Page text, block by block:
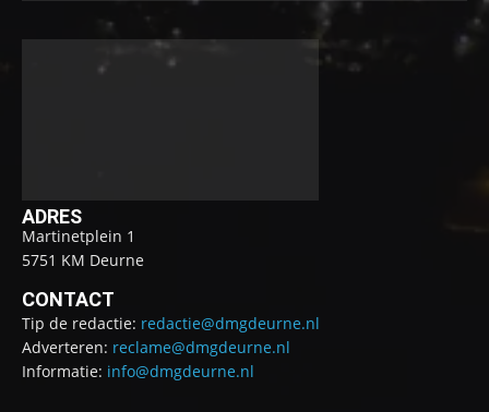
ADRES
Martinetplein 1
5751 KM Deurne
CONTACT
Tip de redactie: redactie@dmgdeurne.nl
Adverteren: reclame@dmgdeurne.nl
Informatie: info@dmgdeurne.nl